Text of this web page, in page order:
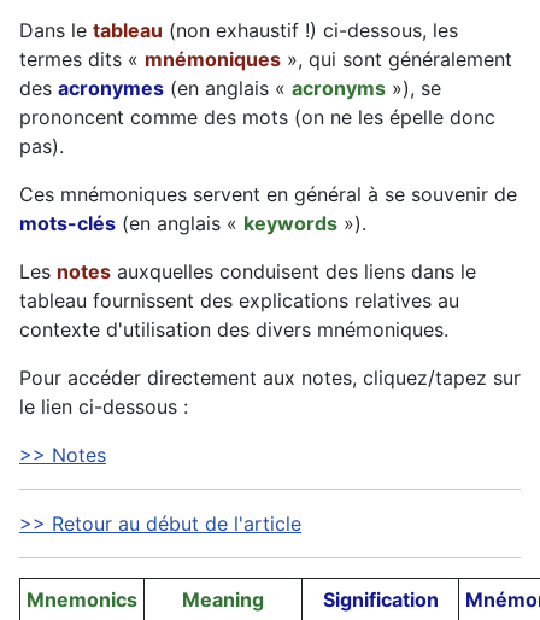
Dans le tableau (non exhaustif !) ci-dessous, les
termes dits « mnémoniques », qui sont généralement
des acronymes (en anglais « acronyms »), se
prononcent comme des mots (on ne les épelle donc
pas).
Ces mnémoniques servent en général à se souvenir de
mots-clés (en anglais « keywords »).
Les notes auxquelles conduisent des liens dans le
tableau fournissent des explications relatives au
contexte d'utilisation des divers mnémoniques.
Pour accéder directement aux notes, cliquez/tapez sur
le lien ci-dessous :
>> Notes
>> Retour au début de l'article
Mnemonics Meaning Signification